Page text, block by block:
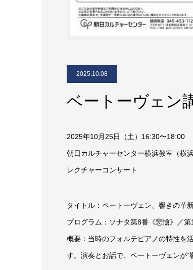
2025.10.08
ベートーヴェン
2025年10月25日（土）16:30〜18:00
朝日カルチャーセンター横浜教室（横
レクチャーコンサート
タイトル：ベートーヴェン、響きの革
プログラム：ソナタ第8番《悲愴》／
概要：当時のフォルテピアノの特性を
す。演奏とお話で、ベートーヴェンが“